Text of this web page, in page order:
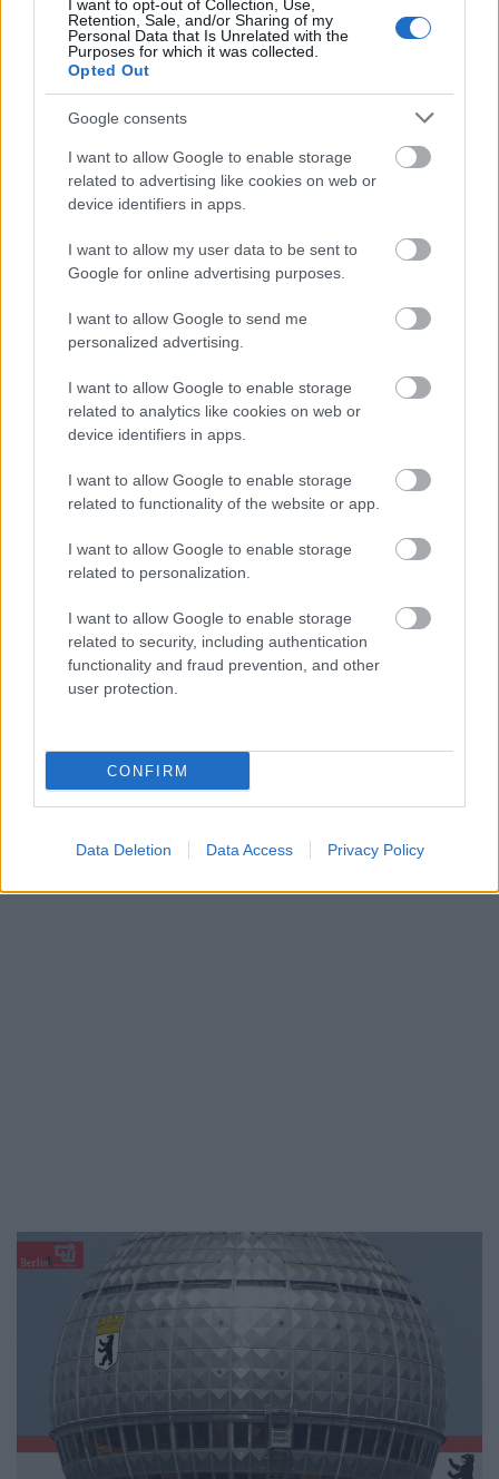
I want to opt-out of Collection, Use,
Retention, Sale, and/or Sharing of my
Personal Data that Is Unrelated with the
Purposes for which it was collected.
Opted Out
Google consents
I want to allow Google to enable storage
related to advertising like cookies on web or
device identifiers in apps.
I want to allow my user data to be sent to
Google for online advertising purposes.
I want to allow Google to send me
personalized advertising.
I want to allow Google to enable storage
related to analytics like cookies on web or
device identifiers in apps.
I want to allow Google to enable storage
related to functionality of the website or app.
I want to allow Google to enable storage
related to personalization.
I want to allow Google to enable storage
related to security, including authentication
functionality and fraud prevention, and other
user protection.
CONFIRM
Data Deletion Data Access Privacy Policy
Irány észak, a Guldenburgok földje
Észak-Németország
A kellemes nyaraláshoz elengedhetetlen, hogy
úticélunkon ne az extrém kánikulához hasonló
időjárási viszonyok fogadjanak tömött strandokkal,
szállásdíjakat fizetnünk. Fejünkben ugyanis még
mindig egy balatoni vagy egy mediterrán
nyaralóhely él, amiért…